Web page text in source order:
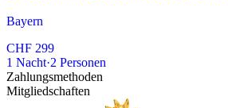
Bayern
CHF 299
1 Nacht·2 Personen
Zahlungsmethoden
Mitgliedschaften